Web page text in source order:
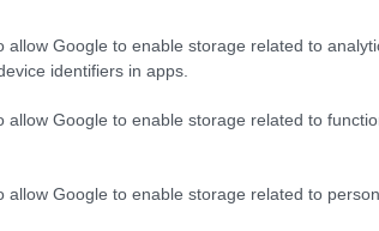
allow Google to enable storage related to
identifiers in apps.
allow Google to enable storage related to
allow Google to enable storage related to
πρόκριση στη Σόφια